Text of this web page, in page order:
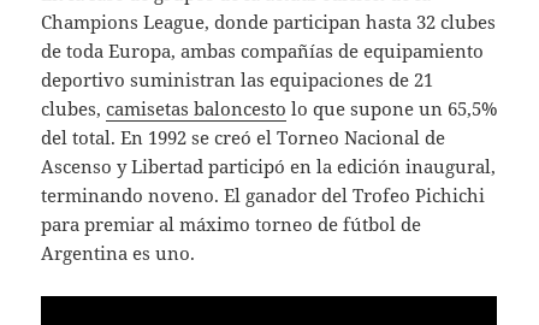
Champions League, donde participan hasta 32 clubes
de toda Europa, ambas compañías de equipamiento
deportivo suministran las equipaciones de 21
clubes,camisetas baloncesto lo que supone un 65,5%
del total. En 1992 se creó el Torneo Nacional de
Ascenso y Libertad participó en la edición inaugural,
terminando noveno. El ganador del Trofeo Pichichi
para premiar al máximo torneo de fútbol de
Argentina es uno.